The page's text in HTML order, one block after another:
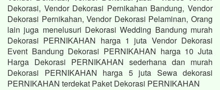
Dekorasi, Vendor Dekorasi Pernikahan Bandung, Vendor
Dekorasi Pernikahan, Vendor Dekorasi Pelaminan, Orang
lain juga menelusuri Dekorasi Wedding Bandung murah
Dekorasi PERNIKAHAN harga 1 juta Vendor Dekorasi
Event Bandung Dekorasi PERNIKAHAN harga 10 Juta
Harga Dekorasi PERNIKAHAN sederhana dan murah
Dekorasi PERNIKAHAN harga 5 juta Sewa dekorasi
PERNIKAHAN terdekat Paket Dekorasi PERNIKAHAN